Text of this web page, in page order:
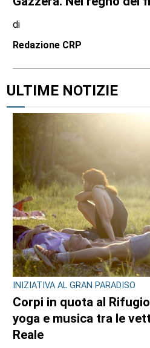
di
Redazione CRP
ULTIME NOTIZIE
INIZIATIVA AL GRAN PARADISO
Corpi in quota al
yoga e musica tra le
Reale